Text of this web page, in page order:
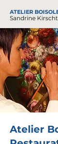
ATELIER
Sandrine
Atelier